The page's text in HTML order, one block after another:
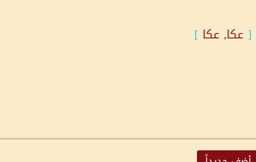
[ عكا, عكا ]